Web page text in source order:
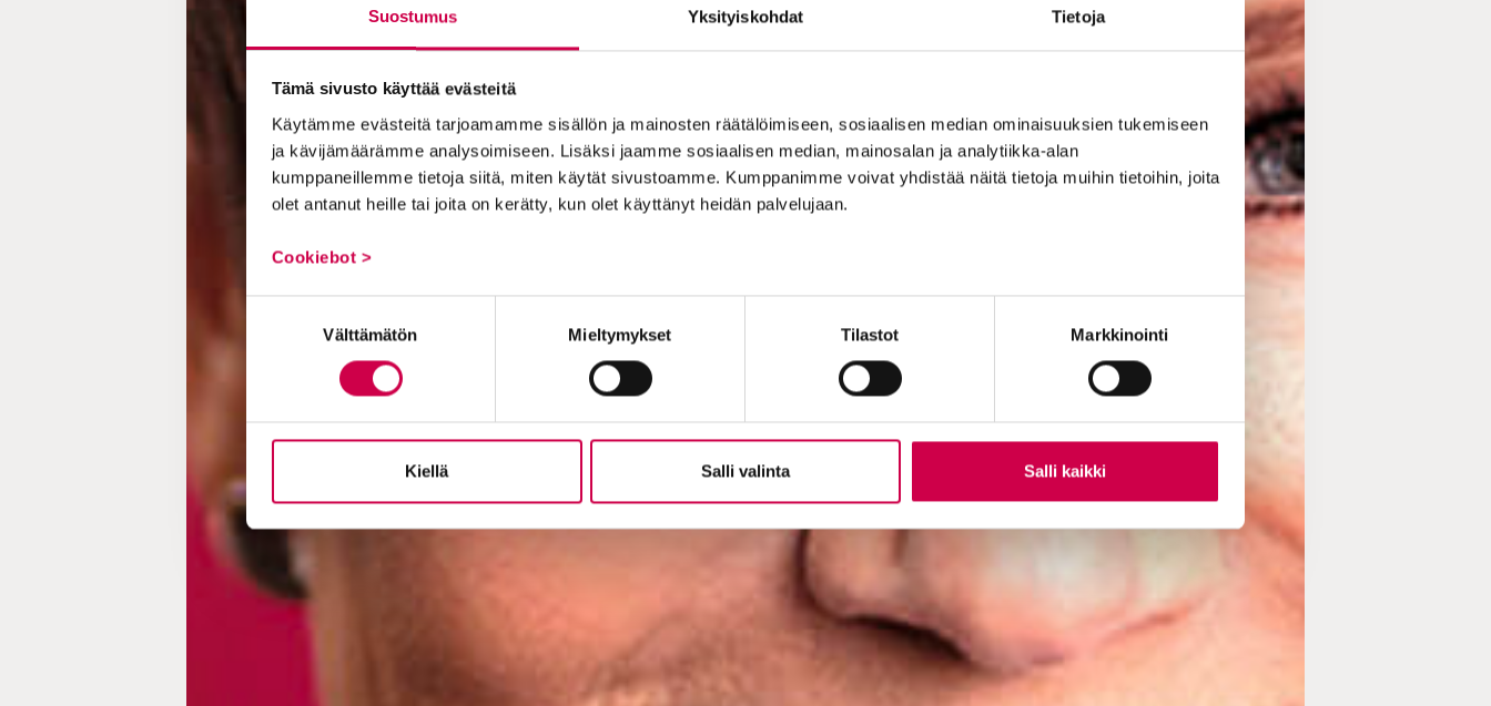
Suostumus Yksityiskohdat Tietoja
Tämä sivusto käyttää evästeitä
Käytämme evästeitä tarjoamamme sisällön ja mainosten räätälöimiseen, sosiaalisen median ominaisuuksien tukemiseen
ja kävijämäärämme analysoimiseen. Lisäksi jaamme sosiaalisen median, mainosalan ja analytiikka-alan
kumppaneillemme tietoja siitä, miten käytät sivustoamme. Kumppanimme voivat yhdistää näitä tietoja muihin tietoihin, joita
olet antanut heille tai joita on kerätty, kun olet käyttänyt heidän palvelujaan.
Cookiebot >
Välttämätön Mieltymykset Tilastot Markkinointi
Kiellä Salli valinta Salli kaikki